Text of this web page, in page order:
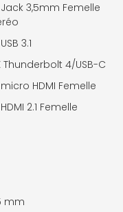
Jack 3,5mm Femelle
USB 3.1
Thunderbolt 4/USB-C
micro HDMI Femelle
HDMI 2.1 Femelle
mm